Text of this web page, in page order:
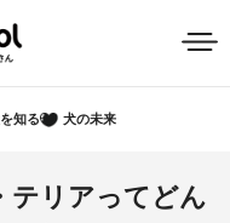
知る 犬の未来
テリアってどん